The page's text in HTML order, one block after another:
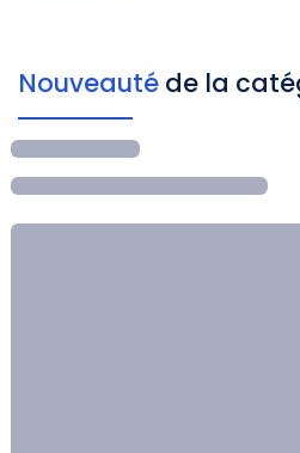
Nouveauté de la